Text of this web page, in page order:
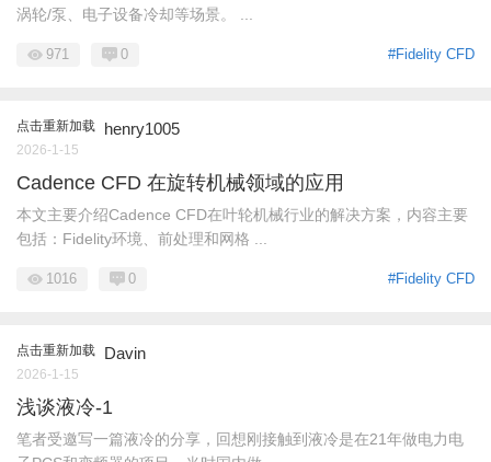
涡轮/泵、电子设备冷却等场景。 ...
#Fidelity CFD
971 0
点击重新加载 henry1005
2026-1-15
Cadence CFD 在旋转机械领域的应用
本文主要介绍Cadence CFD在叶轮机械行业的解决方案，内容主要
包括：Fidelity环境、前处理和网格 ...
#Fidelity CFD
1016 0
点击重新加载 Davin
2026-1-15
浅谈液冷-1
笔者受邀写一篇液冷的分享，回想刚接触到液冷是在21年做电力电